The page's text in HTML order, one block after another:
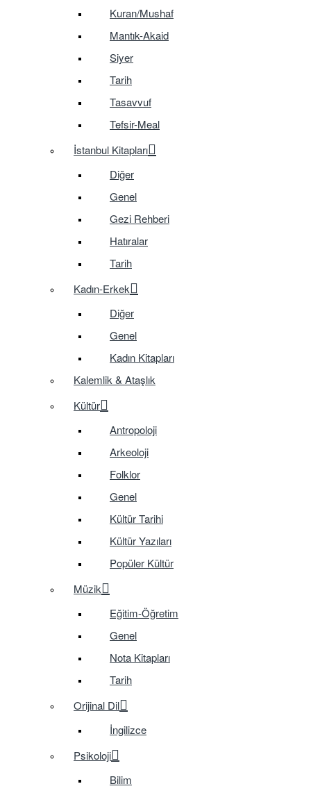
Kuran/Mushaf
Mantık-Akaid
Siyer
Tarih
Tasavvuf
Tefsir-Meal
İstanbul Kitapları
Diğer
Genel
Gezi Rehberi
Hatıralar
Tarih
Kadın-Erkek
Diğer
Genel
Kadın Kitapları
Kalemlik & Ataşlık
Kültür
Antropoloji
Arkeoloji
Folklor
Genel
Kültür Tarihi
Kültür Yazıları
Popüler Kültür
Müzik
Eğitim-Öğretim
Genel
Nota Kitapları
Tarih
Orijinal Dil
İngilizce
Psikoloji
Bilim